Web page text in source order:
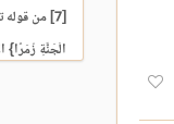
[7] من
الْجَنَّةِ زُمَرًا} الآية:73 إلى